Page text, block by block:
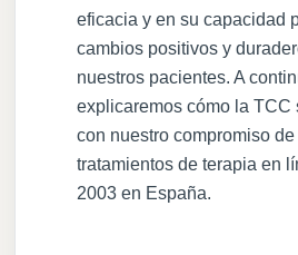
eficacia y en su capacidad
cambios positivos y
nuestros pacientes. A
explicaremos cómo la TCC
con nuestro compromiso
tratamientos de terapia en
2003 en España.